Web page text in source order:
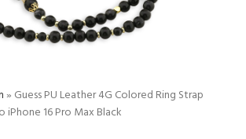
» Guess PU Leather 4G Colored Ring Strap
iPhone 16 Pro Max Black